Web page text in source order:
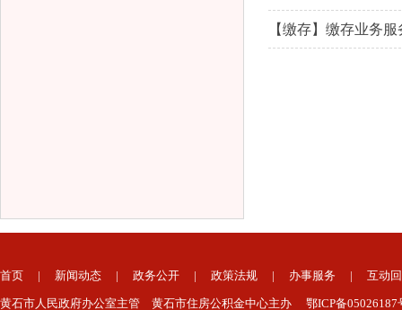
【缴存】缴存业务
首页 | 新闻动态 | 政务公开 | 政策法规 | 办事服务 | 互动
黄石市人民政府办公室主管 黄石市住房公积金中心主办 鄂ICP备